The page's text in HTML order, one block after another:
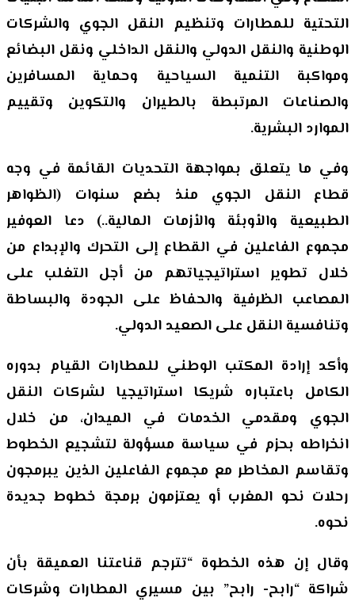
التحتية للمطارات وتنظيم النقل الجوي والشركات
الوطنية والنقل الدولي والنقل الداخلي ونقل البضائع
ومواكبة التنمية السياحية وحماية المسافرين
والصناعات المرتبطة بالطيران والتكوين وتقييم
الموارد البشرية.
وفي ما يتعلق بمواجهة التحديات القائمة في وجه
قطاع النقل الجوي منذ بضع سنوات (الظواهر
الطبيعية والأوبئة والأزمات المالية..) دعا العوفير
مجموع الفاعلين في القطاع إلى التحرك والإبداع من
خلال تطوير استراتيجياتهم من أجل التغلب على
المصاعب الظرفية والحفاظ على الجودة والبساطة
وتنافسية النقل على الصعيد الدولي.
وأكد إرادة المكتب الوطني للمطارات القيام بدوره
الكامل باعتباره شريكا استراتيجيا لشركات النقل
الجوي ومقدمي الخدمات في الميدان، من خلال
انخراطه بحزم في سياسة مسؤولة لتشجيع الخطوط
وتقاسم المخاطر مع مجموع الفاعلين الذين يبرمجون
رحلات نحو المغرب أو يعتزمون برمجة خطوط جديدة
نحوه.
وقال إن هذه الخطوة “تترجم قناعتنا العميقة بأن
شراكة “رابح- رابح” بين مسيري المطارات وشركات